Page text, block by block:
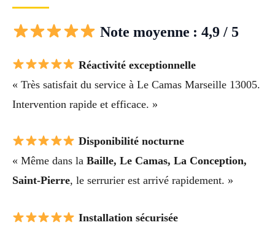
Note moyenne : 4,9 / 5
Réactivité exceptionnelle
« Très satisfait du service à Le Camas Marseille 13005.
Intervention rapide et efficace. »
Disponibilité nocturne
« Même dans la Baille, Le Camas, La Conception,
Saint-Pierre, le serrurier est arrivé rapidement. »
Installation sécurisée